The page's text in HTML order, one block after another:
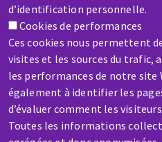
d’identification personnelle.
Cookies de performances
Ces cookies nous permettent
visites et les sources du trafic,
les performances de notre site
également à identifier les
d’évaluer comment les
Toutes les informations